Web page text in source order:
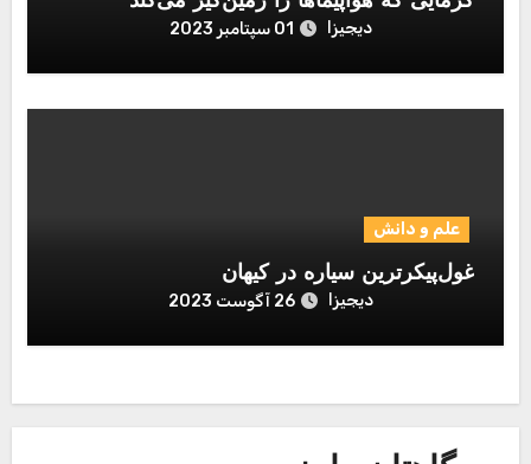
دیجیزا 01 سپتامبر 2023
علم و دانش
غول‌پیکرترین سیاره در کیهان
دیجیزا 26 آگوست 2023